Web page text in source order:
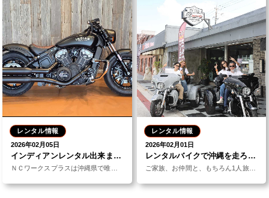
レンタル情報
2026年02月05日
インディアンレンタル出来ます！！
レンタル情報
2026年02月01日
レンタルバイクで沖縄を走ろう♪
ご家族、お仲間と、もちろん1人旅でも。沖縄旅行の様々なシーンでバイクのレンタルをいただいております。